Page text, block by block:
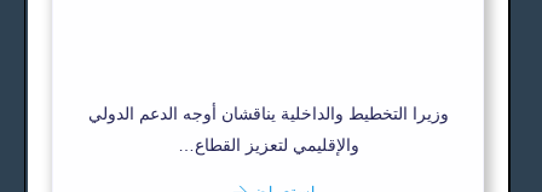
وزيرا التخطيط والداخلية يناقشان أوجه الدعم الدولي
والإقليمي لتعزيز القطاع…